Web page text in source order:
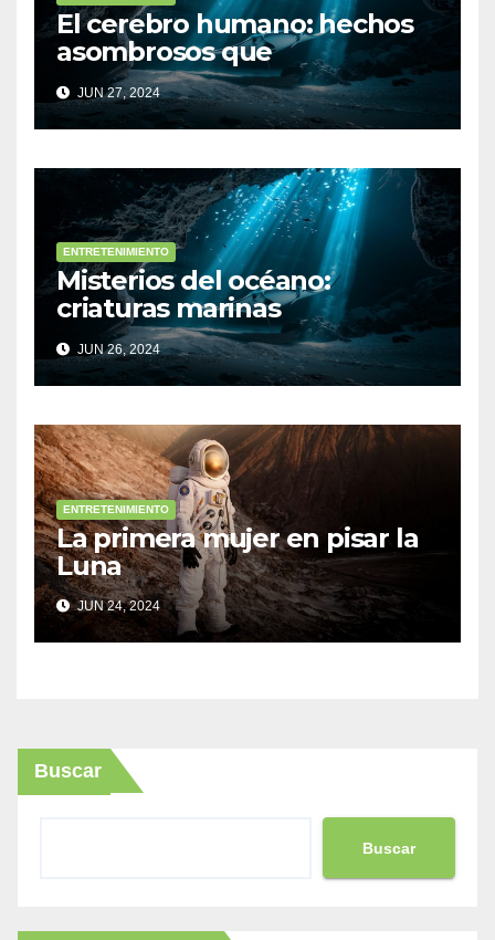
El cerebro humano: hechos
asombrosos que
desconocías
JUN 27, 2024
ENTRETENIMIENTO
Misterios del océano:
criaturas marinas
sorprendentes
JUN 26, 2024
ENTRETENIMIENTO
La primera mujer en pisar la
Luna
JUN 24, 2024
Buscar
Buscar